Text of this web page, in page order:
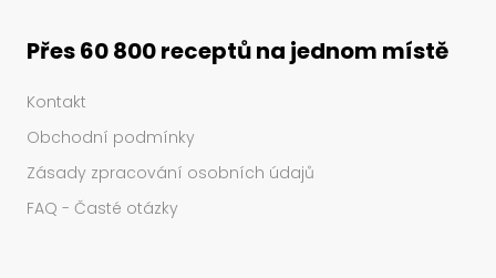
Přes 60 800 receptů na jednom místě
Kontakt
Obchodní podmínky
Zásady zpracování osobních údajů
FAQ - Časté otázky